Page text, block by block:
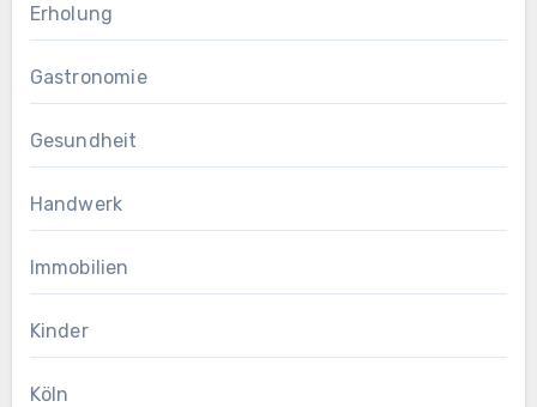
Erholung
Gastronomie
Gesundheit
Handwerk
Immobilien
Kinder
Köln